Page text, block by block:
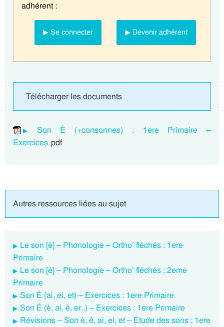
adhérent :
▶ Se connecter ▶ Devenir adhérent
Télécharger les documents
Son È (+consonnes) : 1ere Primaire –
Exercices pdf
Autres ressources liées au sujet
Le son [è] – Phonologie – Ortho’ fléchés : 1ere
Primaire
Le son [è] – Phonologie – Ortho’ fléchés : 2eme
Primaire
Son È (ai, ei, et) – Exercices : 1ere Primaire
Son È (è, ai, ê, er..) – Exercices : 1ere Primaire
Révisions – Son è, ê, ai, ei, et – Etude des sons : 1ere